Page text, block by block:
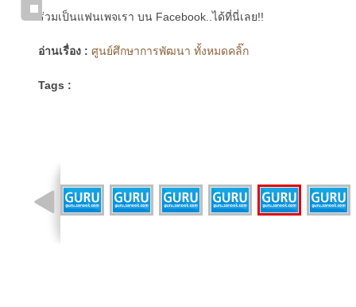
ร่วมเป็นแฟนเพจเรา บน Facebook..ได้ที่นี่เลย!!
อ่านเรื่อง : ศูนย์ศึกษาการพัฒนา ทั้งหมดคลิ๊ก
Tags :